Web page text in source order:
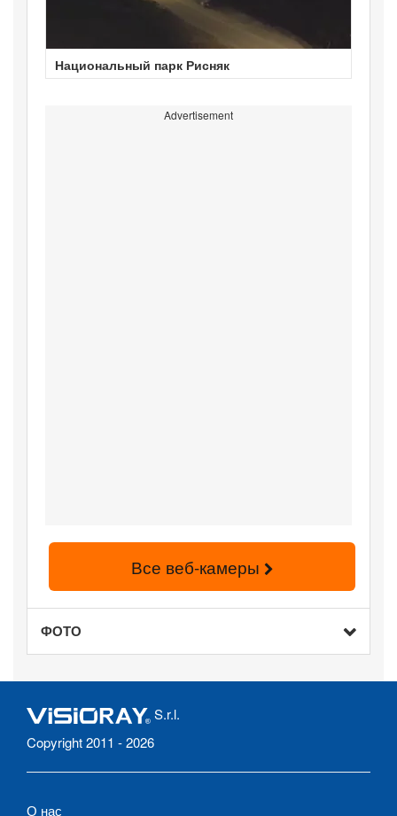
Национальный парк Рисняк
Advertisement
Все веб-камеры
ФОТО
S.r.l.
Copyright 2011 - 2026
О нас